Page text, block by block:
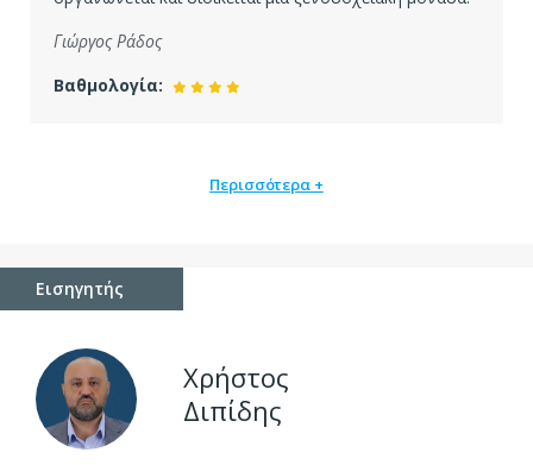
Γιώργος Ράδος
Βαθμολογία:
Περισσότερα +
Εισηγητής
Χρήστος
Διπίδης